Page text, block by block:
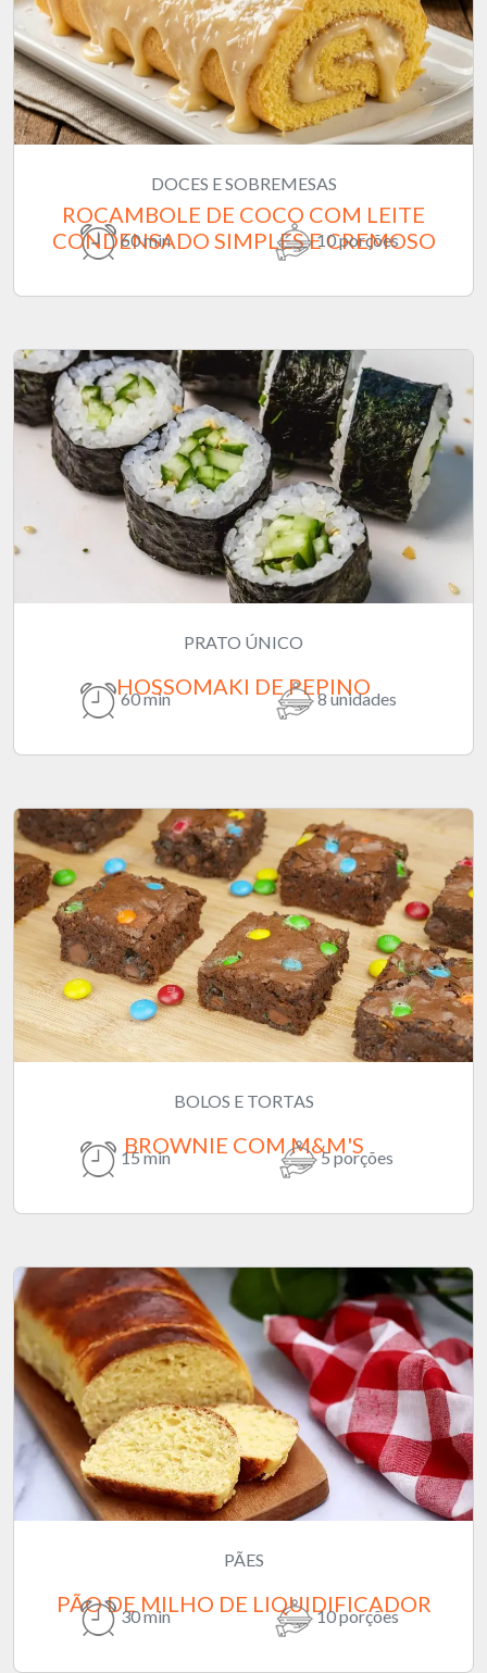
DOCES E SOBREMESAS
ROCAMBOLE DE COCO COM LEITE
CONDENSADO SIMPLES E CREMOSO
60 min 10 porções
PRATO ÚNICO
HOSSOMAKI DE PEPINO
60 min 8 unidades
BOLOS E TORTAS
BROWNIE COM M&M'S
15 min 5 porções
PÃES
PÃO DE MILHO DE LIQUIDIFICADOR
30 min 10 porções